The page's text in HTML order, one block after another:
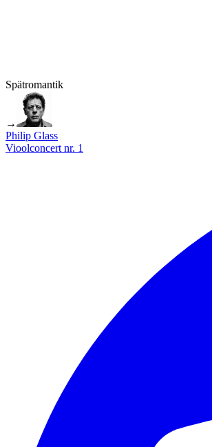
Spätromantik
→
Philip Glass
Vioolconcert nr. 1